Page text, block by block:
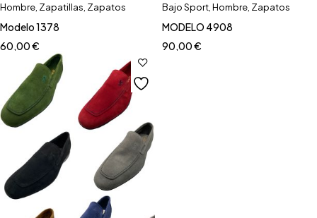
Hombre Zapatillas Zapatos
Modelo 1378
60,00€
Bajo Sport Hombre Zapatos
MODELO 4908
90,00€